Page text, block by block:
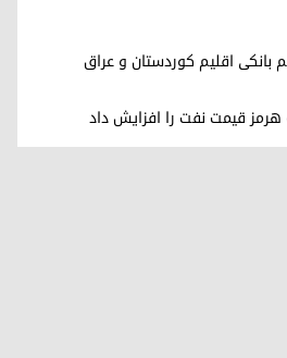
هرمز قیمت نفت را افزایش داد